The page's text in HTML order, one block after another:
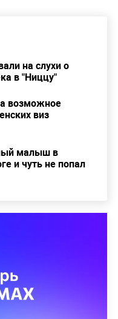
на слухи о
в "Ниццу"
возможное
виз
малыш в
и чуть не попал